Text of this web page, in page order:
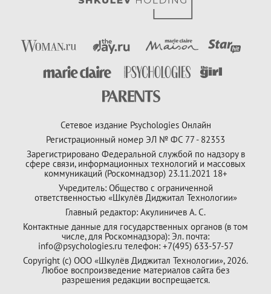
Сетевое издание Psychologies Онлайн
Регистрационный номер ЭЛ № ФС 77 - 82353
Зарегистрировано Федеральной службой по надзору в
сфере связи, информационных технологий и массовых
коммуникаций (Роскомнадзор) 23.11.2021 18+
Учредитель: Общество с ограниченной
ответственностью «Шкулёв Диджитал Технологии»
Главный редактор: Акулиничев А. С.
Контактные данные для государственных органов (в том
числе, для Роскомнадзора): Эл. почта:
info@psychologies.ru телефон: +7(495) 633-57-57
Copyright (с) ООО «Шкулёв Диджитал Технологии», 2026.
Любое воспроизведение материалов сайта без
разрешения редакции воспрещается.